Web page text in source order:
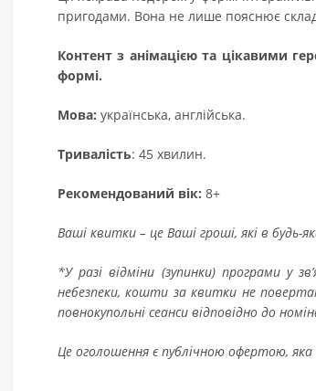
пригодами. Вона не лише пояснює
Контент з анімацією та цікавими
формі.
Мова: українська, англійська.
Тривалість: 45 хвилин.
Рекомендований вік: 8+
Ваші квитки – це Ваші гроші, які в будь-
*У разі відміни (зупинки) програми у
небезпеки, кошти за квитки не
повнокупольні сеанси відповідно до
Це оголошення є публічною офертою,